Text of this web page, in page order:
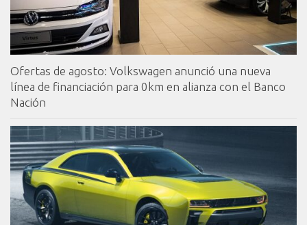
Ofertas de agosto: Volkswagen anunció una nueva
línea de financiación para 0km en alianza con el Banco
Nación